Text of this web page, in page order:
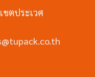
ตประเวศ